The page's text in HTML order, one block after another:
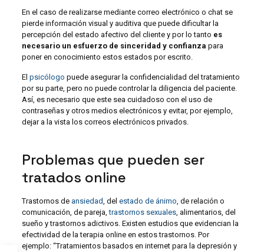
En el caso de realizarse mediante correo electrónico o chat se
pierde información visual y auditiva que puede dificultar la
percepción del estado afectivo del cliente y por lo tanto es
necesario un esfuerzo de sinceridad y confianza para
poner en conocimiento estos estados por escrito.
El psicólogo puede asegurar la confidencialidad del tratamiento
por su parte, pero no puede controlar la diligencia del paciente.
Así, es necesario que este sea cuidadoso con el uso de
contraseñas y otros medios electrónicos y evitar, por ejemplo,
dejar a la vista los correos electrónicos privados.
Problemas que pueden ser
tratados online
Trastornos de ansiedad, del estado de ánimo, de relación o
comunicación, de pareja,trastornos sexuales, alimentarios, del
sueño y trastornos adictivos. Existen estudios que evidencian la
efectividad de la terapia online en estos trastornos. Por
ejemplo: “Tratamientos basados ​​en internet para la depresión y